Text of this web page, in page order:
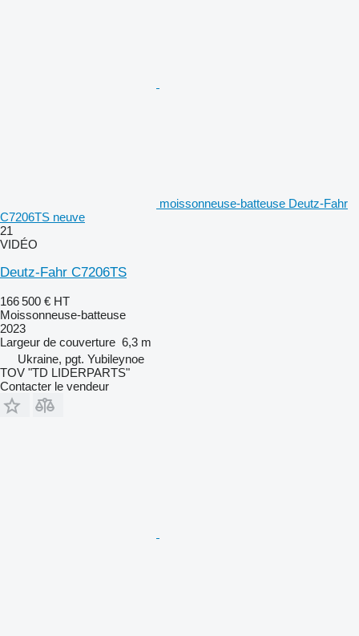
moissonneuse-batteuse Deutz-Fahr
C7206TS neuve
21
VIDÉO
Deutz-Fahr C7206TS
166 500 € HT
Moissonneuse-batteuse
2023
Largeur de couverture 6,3 m
Ukraine, pgt. Yubileynoe
TOV "TD LIDERPARTS"
Contacter le vendeur